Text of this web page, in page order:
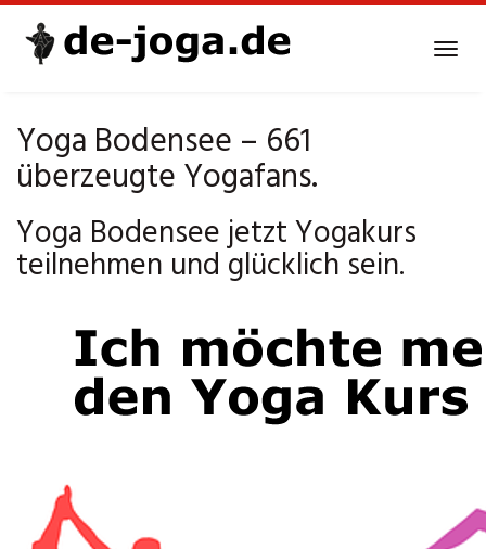
Yoga Bodensee – 661
überzeugte Yogafans.
Yoga Bodensee jetzt Yogakurs
teilnehmen und glücklich sein.